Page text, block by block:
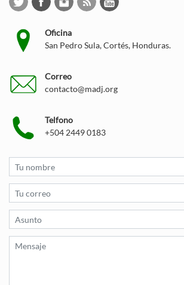
Oficina
San Pedro Sula, Cortés, Honduras.
Correo
contacto@madj.org
Telfono
+504 2449 0183